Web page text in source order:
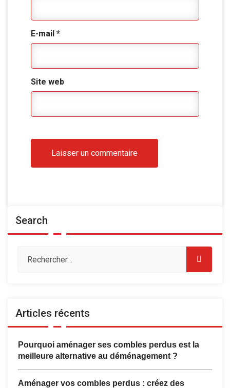
E-mail *
Site web
Search
Articles récents
Pourquoi aménager ses combles perdus est la
meilleure alternative au déménagement ?
Aménager vos combles perdus : créez des